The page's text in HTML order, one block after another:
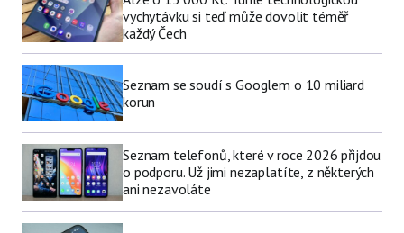
vychytávku si teď může dovolit téměř
každý Čech
Seznam se soudí s Googlem o 10 miliard
korun
Seznam telefonů, které v roce 2026 přijdou
o podporu. Už jimi nezaplatíte, z některých
ani nezavoláte